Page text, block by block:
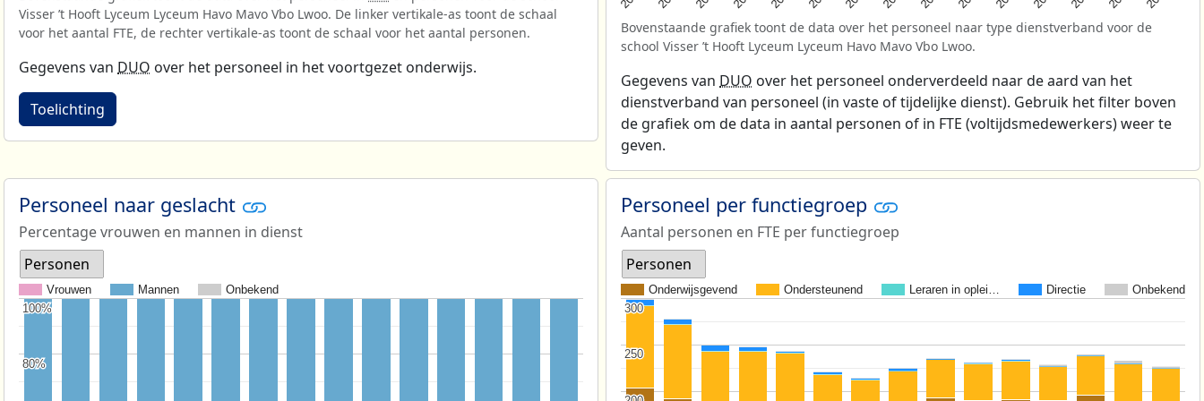
Visser ’t Hooft Lyceum Lyceum Havo Mavo Vbo Lwoo. De linker vertikale-as toont de schaal
voor het aantal FTE, de rechter vertikale-as toont de schaal voor het aantal personen.
Gegevens van DUO over het personeel in het voortgezet onderwijs.
Toelichting
Bovenstaande grafiek toont de data over het personeel naar type dienstverband voor de
school Visser ’t Hooft Lyceum Lyceum Havo Mavo Vbo Lwoo.
Gegevens van DUO over het personeel onderverdeeld naar de aard van het
dienstverband van personeel (in vaste of tijdelijke dienst). Gebruik het filter boven
de grafiek om de data in aantal personen of in FTE (voltijdsmedewerkers) weer te
geven.
Personeel naar geslacht
Percentage vrouwen en mannen in dienst
Personen
Vrouwen Mannen Onbekend
80%
80%
100%
100%
Personeel per functiegroep
Aantal personen en FTE per functiegroep
Personen
Onderwijsgevend Ondersteunend Leraren in oplei… Directie Onbekend
250
250
300
300